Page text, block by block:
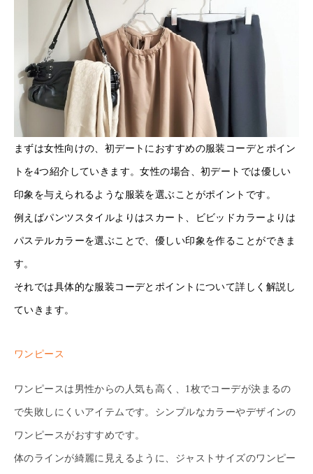
まずは女性向けの、初デートにおすすめの服装コーデとポイン
トを4つ紹介していきます。女性の場合、初デートでは優しい
印象を与えられるような服装を選ぶことがポイントです。
例えばパンツスタイルよりはスカート、ビビッドカラーよりは
パステルカラーを選ぶことで、優しい印象を作ることができま
す。
それでは具体的な服装コーデとポイントについて詳しく解説し
ていきます。
ワンピース
ワンピースは男性からの人気も高く、1枚でコーデが決まるの
で失敗しにくいアイテムです。シンプルなカラーやデザインの
ワンピースがおすすめです。
体のラインが綺麗に見えるように、ジャストサイズのワンピー